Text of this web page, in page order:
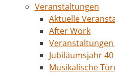
Veranstaltungen
Aktuelle
After Work
Jubiläumsjahr
Musikalische